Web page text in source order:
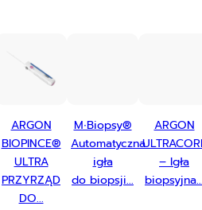
ARGON
BIOPINCE®
ULTRA
PRZYRZĄD
DO...
M∙Biopsy®
Automatyczna
igła
do biopsji...
ARGON
– Igła